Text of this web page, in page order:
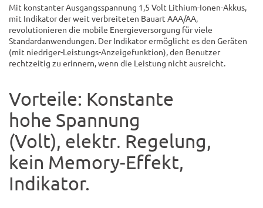
Mit konstanter Ausgangsspannung 1,5 Volt Lithium-Ionen-Akkus,
mit Indikator der weit verbreiteten Bauart AAA/AA,
revolutionieren die mobile Energieversorgung für viele
Standardanwendungen. Der Indikator ermöglicht es den Geräten
(mit niedriger-Leistungs-Anzeigefunktion), den Benutzer
rechtzeitig zu erinnern, wenn die Leistung nicht ausreicht.
Vorteile: Konstante
hohe Spannung
(Volt), elektr. Regelung,
kein Memory-Effekt,
Indikator.